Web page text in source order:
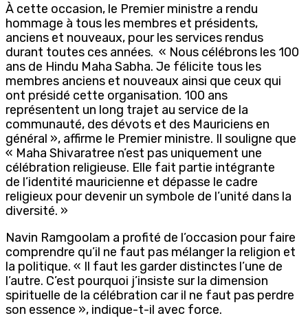
À cette occasion, le Premier ministre a rendu
hommage à tous les membres et présidents,
anciens et nouveaux, pour les services rendus
durant toutes ces années. « Nous célébrons les 100
ans de Hindu Maha Sabha. Je félicite tous les
membres anciens et nouveaux ainsi que ceux qui
ont présidé cette organisation. 100 ans
représentent un long trajet au service de la
communauté, des dévots et des Mauriciens en
général », affirme le Premier ministre. Il souligne que
« Maha Shivaratree n’est pas uniquement une
célébration religieuse. Elle fait partie intégrante
de l’identité mauricienne et dépasse le cadre
religieux pour devenir un symbole de l’unité dans la
diversité. »
Navin Ramgoolam a profité de l’occasion pour faire
comprendre qu’il ne faut pas mélanger la religion et
la politique. « Il faut les garder distinctes l’une de
l’autre. C’est pourquoi j’insiste sur la dimension
spirituelle de la célébration car il ne faut pas perdre
son essence », indique-t-il avec force.